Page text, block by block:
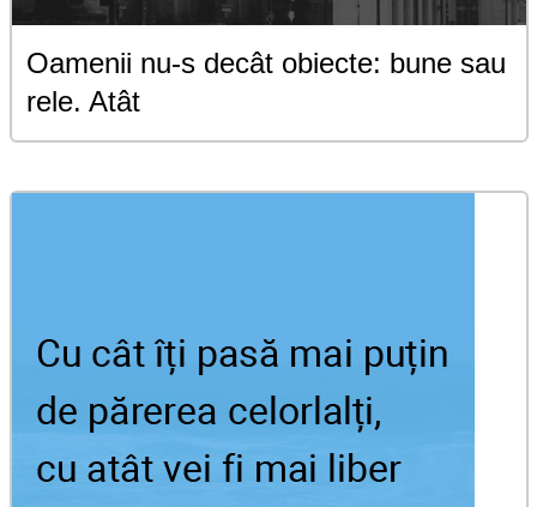
Oamenii nu-s decât obiecte: bune sau
rele. Atât